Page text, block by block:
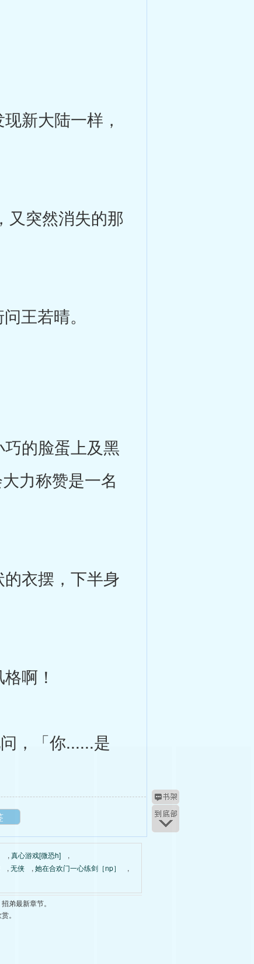
新大陆一样，
又突然消失的那
王若晴。
的脸蛋上及黑
力称赞是一名
衣摆，下半身
啊！
，「你......是
, 真心游戏[微恐h]
,
, 无侠 , 她在合欢门一心练剑［np］
,
弟最新章节。
。